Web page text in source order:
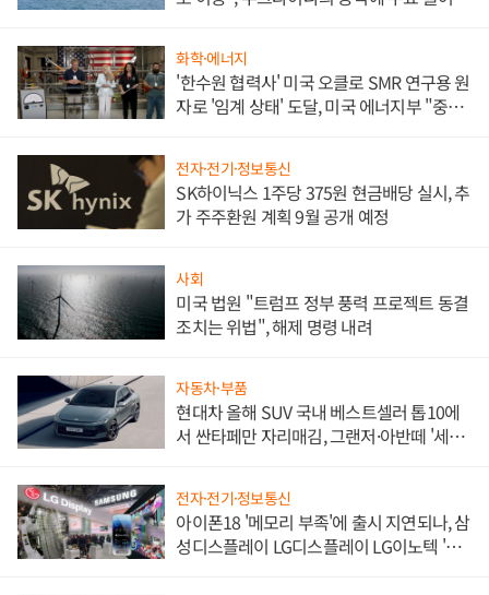
화학·에너지
'한수원 협력사' 미국 오클로 SMR 연구용 원
자로 '임계 상태' 도달, 미국 에너지부 "중요
전자·전기·정보통신
SK하이닉스 1주당 375원 현금배당 실시, 추
가 주주환원 계획 9월 공개 예정
사회
미국 법원 "트럼프 정부 풍력 프로젝트 동결
조치는 위법", 해제 명령 내려
자동차·부품
현대차 올해 SUV 국내 베스트셀러 톱10에
서 싼타페만 자리매김, 그랜저·아반떼 '세단
전자·전기·정보통신
아이폰18 '메모리 부족'에 출시 지연되나, 삼
성디스플레이 LG디스플레이 LG이노텍 '탈